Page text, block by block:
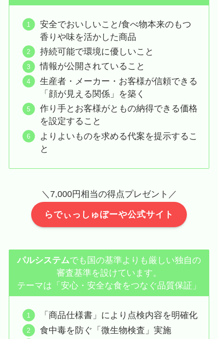
安全でおいしいこと/食べ物本来のもつ
香りや味を活かした商品
持続可能で環境に優しいこと
情報が公開されていること
生産者・メーカー・お客様が信頼できる
「顔が見える関係」を築く
作り手とお客様がともの納得できる価格
を設定すること
よりよいものを求める代案を提示するこ
と
＼7,000円相当の得点プレゼント／
らでぃっしゅぼーや公式サイト
パルシステムでも国の基準よりも厳しい独自の
審査基準を設けています。
テーマは「安心・安全な食をつなぐ品質保証」
「商品仕様書」により点検内容を明確化
食中毒を防ぐ「微生物検査」実施